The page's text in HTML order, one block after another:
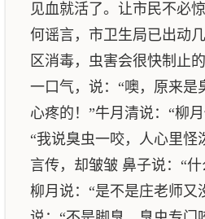
见血就活了。让市民不必
何谣言，市卫生局已出动
区消毒，虫害会很快制止
一口气，说：“噢，原来是
心疼的！”牛月清说：“柳
“我说臭虫一咬，人心里怪
言传，却皱皱 鼻子说：“
柳月说：“是不是庄老师又